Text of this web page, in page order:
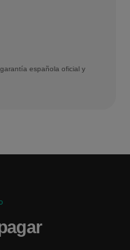
española oficial y